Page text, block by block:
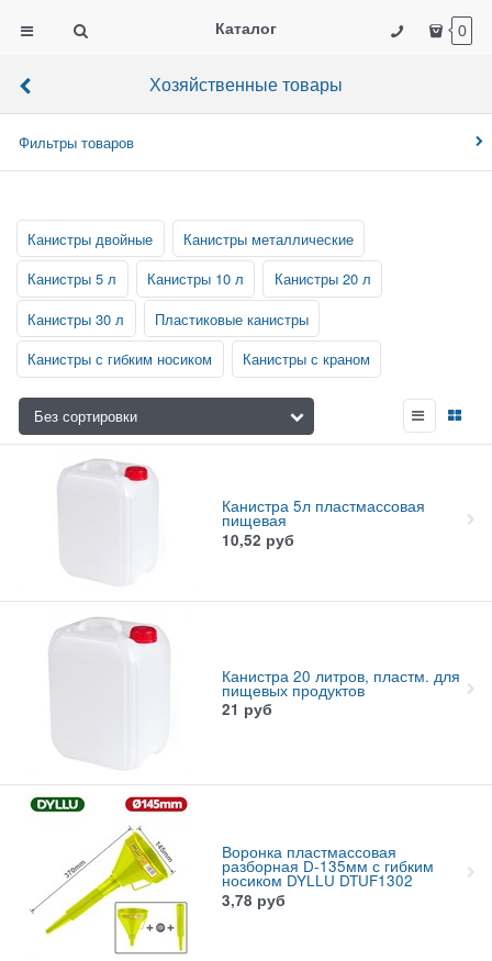
Каталог 0
Хозяйственные товары
Фильтры товаров
Канистры двойные
Канистры металлические
Канистры 5 л
Канистры 10 л
Канистры 20 л
Канистры 30 л
Пластиковые канистры
Канистры с гибким носиком
Канистры с краном
Канистра 5л пластмассовая
пищевая
10,52 руб
Канистра 20 литров, пластм. для
пищевых продуктов
21 руб
Воронка пластмассовая
разборная D-135мм с гибким
носиком DYLLU DTUF1302
3,78 руб